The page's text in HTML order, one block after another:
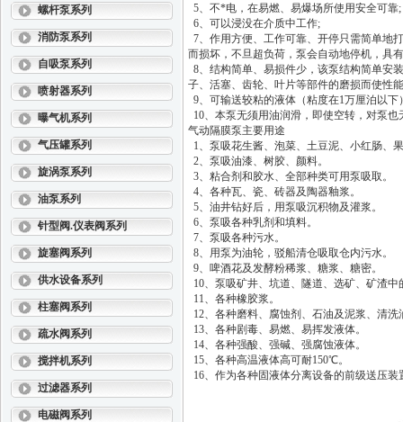
螺杆泵系列
消防泵系列
自吸泵系列
喷射器系列
曝气机系列
气压罐系列
旋涡泵系列
油泵系列
针型阀.仪表阀系列
旋塞阀系列
供水设备系列
柱塞阀系列
疏水阀系列
搅拌机系列
过滤器系列
电磁阀系列
5、不*电，在易燃、易爆场所使用安全可靠;
6、可以浸没在介质中工作;
7、作用方便、工作可靠、开停只需简单地
而损坏，不旦超负荷，泵会自动地停机，具
8、结构简单、易损件少，该泵结构简单安
子、活塞、齿轮、叶片等部件的磨损而使性
9、可输送较粘的液体（粘度在1万厘泊以下
10、本泵无须用油润滑，即使空转，对泵
气动隔膜泵主要用途
1、泵吸花生酱、泡菜、土豆泥、小红肠、
2、泵吸油漆、树胶、颜料。
3、粘合剂和胶水、全部种类可用泵吸取。
4、各种瓦、瓷、砖器及陶器釉浆。
5、油井钻好后，用泵吸沉积物及灌浆。
6、泵吸各种乳剂和填料。
7、泵吸各种污水。
8、用泵为油轮，驳船清仓吸取仓内污水。
9、啤酒花及发酵粉稀浆、糖浆、糖密。
10、泵吸矿井、坑道、隧道、选矿、矿渣
11、各种橡胶浆。
12、各种磨料、腐蚀剂、石油及泥浆、清
13、各种剧毒、易燃、易挥发液体。
14、各种强酸、强碱、强腐蚀液体。
15、各种高温液体高可耐150℃。
16、作为各种固液体分离设备的前级送压装